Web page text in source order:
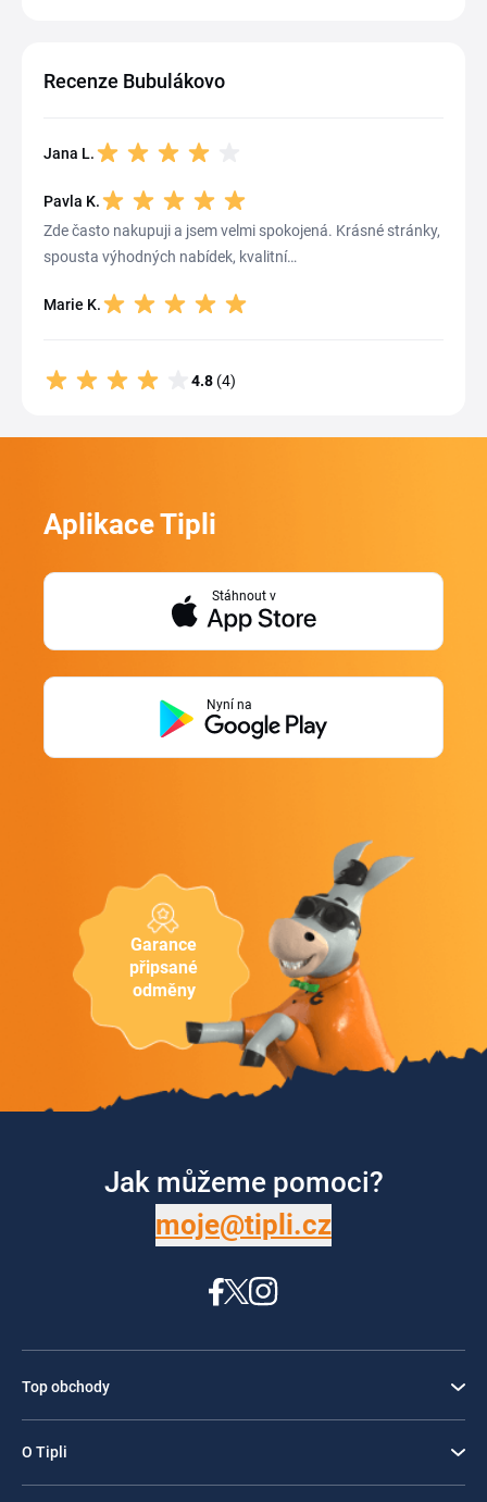
Recenze Bubulákovo
Jana L.
Pavla K.
Zde často nakupuji a jsem velmi spokojená. Krásné stránky,
spousta výhodných nabídek, kvalitní…
Marie K.
4.8 (4)
Garance
připsané
odměny
Aplikace Tipli
Stáhnout v
Nyní na
Jak můžeme pomoci?
moje@tipli.cz
Top obchody
O Tipli